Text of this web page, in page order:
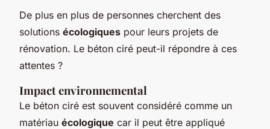
De plus en plus de personnes cherchent des
solutions écologiques pour leurs projets de
rénovation. Le béton ciré peut-il répondre à ces
attentes ?
Impact environnemental
Le béton ciré est souvent considéré comme un
matériau écologique car il peut être appliqué